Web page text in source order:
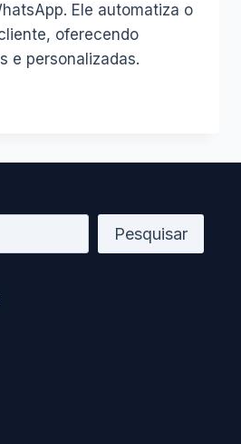
Ele automatiza o
oferecendo
e personalizadas.
Pesquisar